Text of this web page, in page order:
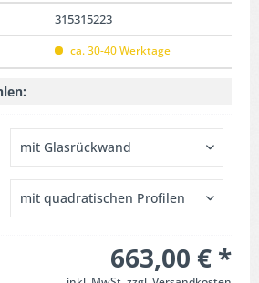
315315223
ca. 30-40 Werktage
663,00 € *